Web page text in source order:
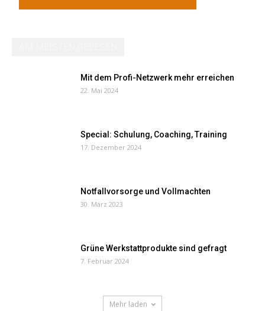
Mit dem Profi-Netzwerk mehr erreichen
22. Mai 2024
Special: Schulung, Coaching, Training
17. Dezember 2024
Notfallvorsorge und Vollmachten
30. März 2023
Grüne Werkstattprodukte sind gefragt
7. Februar 2024
Mehr laden